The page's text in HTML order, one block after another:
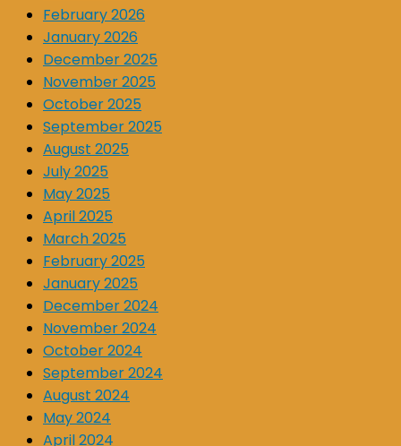
February 2026
January 2026
December 2025
November 2025
October 2025
September 2025
August 2025
July 2025
May 2025
April 2025
March 2025
February 2025
January 2025
December 2024
November 2024
October 2024
September 2024
August 2024
May 2024
April 2024